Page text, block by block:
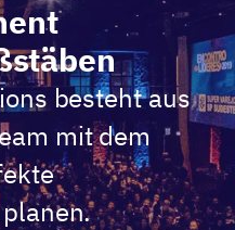
besteht aus
mit dem